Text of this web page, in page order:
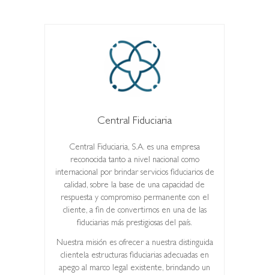
Central Fiduciaria
Central Fiduciaria, S.A. es una empresa
reconocida tanto a nivel nacional como
internacional por brindar servicios fiduciarios de
calidad, sobre la base de una capacidad de
respuesta y compromiso permanente con el
cliente, a fin de convertirnos en una de las
fiduciarias más prestigiosas del país.
Nuestra misión es ofrecer a nuestra distinguida
clientela estructuras fiduciarias adecuadas en
apego al marco legal existente, brindando un